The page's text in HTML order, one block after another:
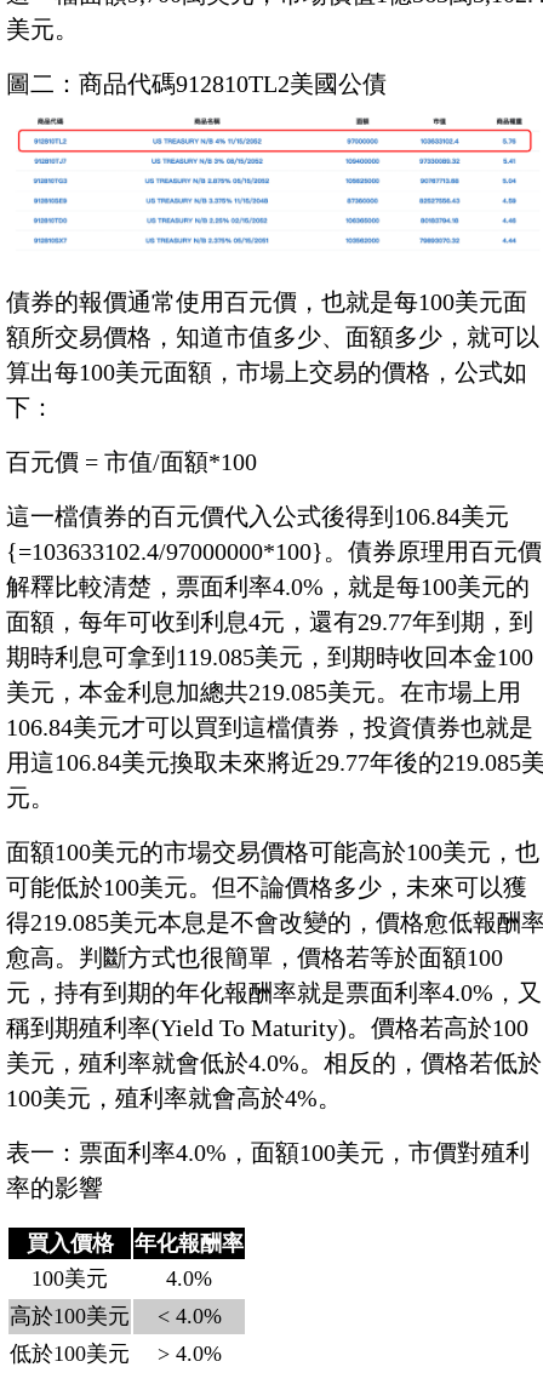
美元。
圖二：商品代碼912810TL2美國公債
債券的報價通常使用百元價，也就是每100美元面
額所交易價格，知道市值多少、面額多少，就可以
算出每100美元面額，市場上交易的價格，公式如
下：
百元價 = 市值/面額*100
這一檔債券的百元價代入公式後得到106.84美元
{=103633102.4/97000000*100}。債券原理用百元價
解釋比較清楚，票面利率4.0%，就是每100美元的
面額，每年可收到利息4元，還有29.77年到期，到
期時利息可拿到119.085美元，到期時收回本金100
美元，本金利息加總共219.085美元。在市場上用
106.84美元才可以買到這檔債券，投資債券也就是
用這106.84美元換取未來將近29.77年後的219.085
元。
面額100美元的市場交易價格可能高於100美元，也
可能低於100美元。但不論價格多少，未來可以獲
得219.085美元本息是不會改變的，價格愈低報酬
愈高。判斷方式也很簡單，價格若等於面額100
元，持有到期的年化報酬率就是票面利率4.0%，又
稱到期殖利率(Yield To Maturity)。價格若高於100
美元，殖利率就會低於4.0%。相反的，價格若低於
100美元，殖利率就會高於4%。
表一：票面利率4.0%，面額100美元，市價對殖利
率的影響
買入價格
年化報酬率
100美元
4.0%
高於100美元
< 4.0%
低於100美元
> 4.0%